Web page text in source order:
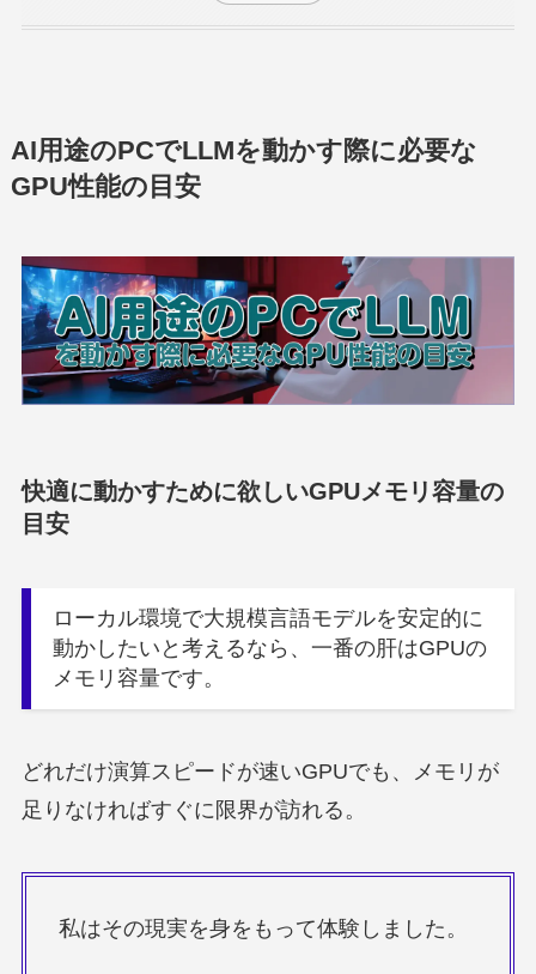
AI用途のPCでLLMを動かす際に必要な
GPU性能の目安
快適に動かすために欲しいGPUメモリ容量の
目安
ローカル環境で大規模言語モデルを安定的に
動かしたいと考えるなら、一番の肝はGPUの
メモリ容量です。
どれだけ演算スピードが速いGPUでも、メモリが
足りなければすぐに限界が訪れる。
私はその現実を身をもって体験しました。